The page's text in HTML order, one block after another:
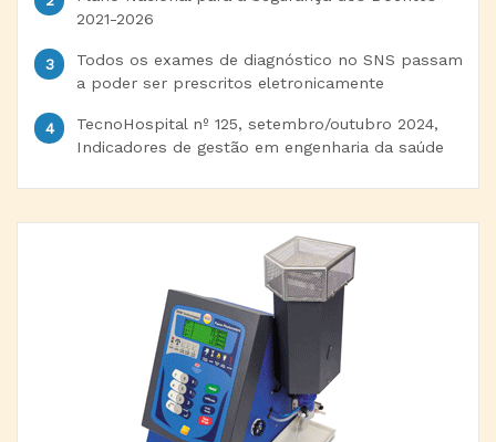
2021-2026
Todos os exames de diagnóstico no SNS passam
a poder ser prescritos eletronicamente
TecnoHospital nº 125, setembro/outubro 2024,
Indicadores de gestão em engenharia da saúde